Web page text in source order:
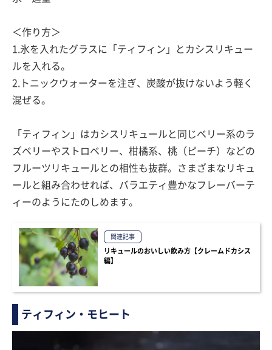
＜作り方＞
1.氷を入れたグラスに「ティフィン」とカシスリキュー
ルを入れる。
2.トニックウォーターを注ぎ、炭酸が抜けないよう軽く
混ぜる。
「ティフィン」はカシスリキュールと同じベリー系のラ
ズベリーやストロベリー、柑橘系、桃（ピーチ）などの
フルーツリキュールとの相性も抜群。さまざまなリキュ
ールと組み合わせれば、バラエティ豊かなフレーバーテ
ィーのようにたのしめます。
関連記事
リキュールのおいしい飲み方【クレームドカシス
編】
ティフィン・モヒート